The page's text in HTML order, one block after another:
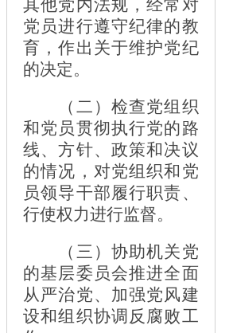
其他党内法规，经常对
党员进行遵守纪律的教
育，作出关于维护党纪
的决定。
（二）检查党组织
和党员贯彻执行党的路
线、方针、政策和决议
的情况，对党组织和党
员领导干部履行职责、
行使权力进行监督。
（三）协助机关党
的基层委员会推进全面
从严治党、加强党风建
设和组织协调反腐败工